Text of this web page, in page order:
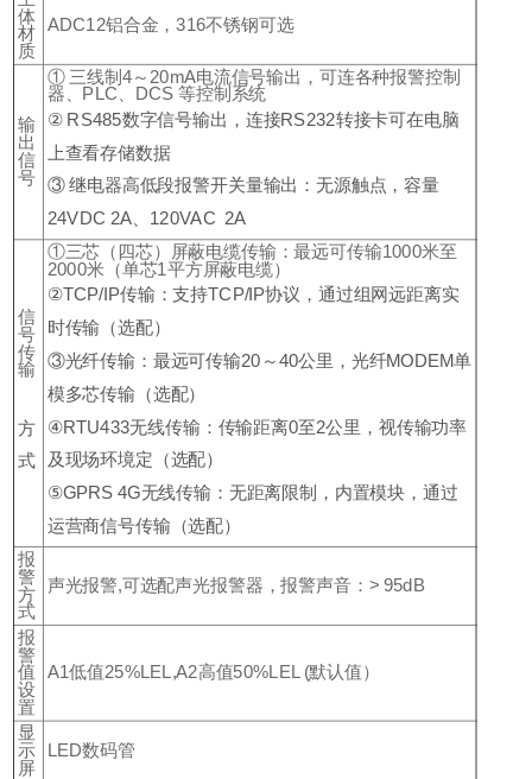
体
材
质
ADC12铝合金，316不锈钢可选
输
出
信
号
① 三线制4～20mA电流信号输出，可连各种报警控制
器、PLC、DCS 等控制系统
② RS485数字信号输出，连接RS232转接卡可在电脑
上查看存储数据
③ 继电器高低段报警开关量输出：无源触点，容量
24VDC 2A、120VAC 2A
信
号
传
输
方
式
①三芯（四芯）屏蔽电缆传输：最远可传输1000米至
2000米（单芯1平方屏蔽电缆）
②TCP/IP传输：支持TCP/IP协议，通过组网远距离实
时传输（选配）
③光纤传输：最远可传输20～40公里，光纤MODEM单
模多芯传输（选配）
④RTU433无线传输：传输距离0至2公里，视传输功率
及现场环境定（选配）
⑤GPRS 4G无线传输：无距离限制，内置模块，通过
运营商信号传输（选配）
报
警
方
式
声光报警,可选配声光报警器，报警声音：> 95dB
报
警
值
设
置
A1低值25%LEL,A2高值50%LEL (默认值）
显
示
屏
LED数码管